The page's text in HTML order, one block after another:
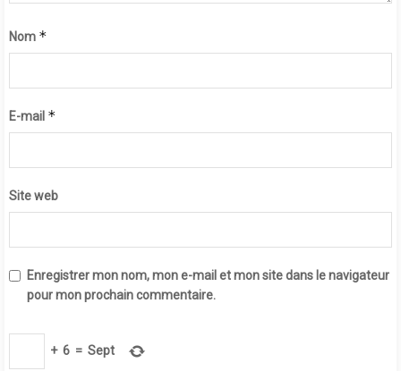
Nom *
E-mail *
Site web
Enregistrer mon nom, mon e-mail et mon site dans le navigateur
pour mon prochain commentaire.
+ 6 = Sept